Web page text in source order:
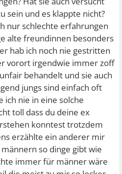
sein und es klappte nicht?
nur schlechte erfahrungen
alte freundinnen besonders
hab ich noch nie gestritten
vorort irgendwie immer zoff
behandelt und sie auch
jungs sind einfach oft
nie in eine solche
toll dass du deine ex
konntest trotzdem
erzählte ein anderer mir
so dinge gibt wie
immer für männer wäre